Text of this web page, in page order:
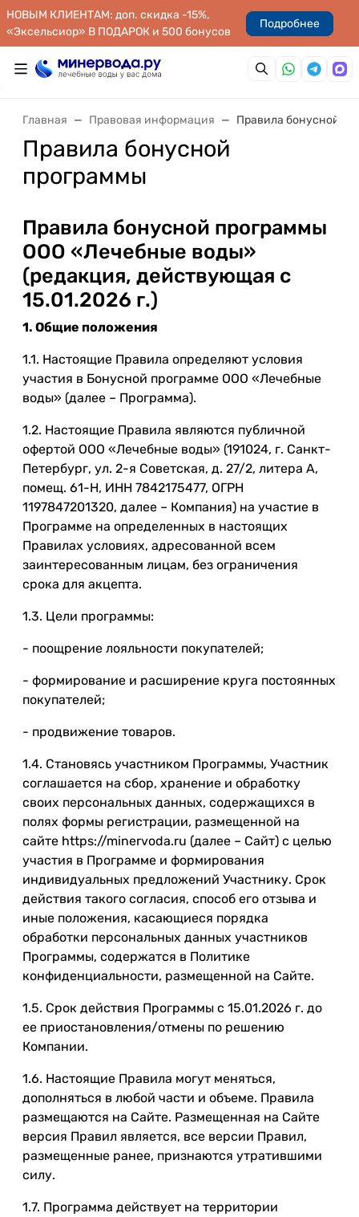
НОВЫМ КЛИЕНТАМ: доп. скидка -15%,
«Эксельсиор» В ПОДАРОК и 500 бонусов
Подробнее
Главная Правовая информация Правила бонусной
Правила бонусной
программы
Правила бонусной программы
ООО «Лечебные воды»
(редакция, действующая с
15.01.2026 г.)
1. Общие положения
1.1. Настоящие Правила определяют условия
участия в Бонусной программе ООО «Лечебные
воды» (далее – Программа).
1.2. Настоящие Правила являются публичной
офертой ООО «Лечебные воды» (191024, г. Санкт-
Петербург, ул. 2-я Советская, д. 27/2, литера А,
помещ. 61-Н, ИНН 7842175477, ОГРН
1197847201320, далее – Компания) на участие в
Программе на определенных в настоящих
Правилах условиях, адресованной всем
заинтересованным лицам, без ограничения
срока для акцепта.
1.3. Цели программы:
- поощрение лояльности покупателей;
- формирование и расширение круга постоянных
покупателей;
- продвижение товаров.
1.4. Становясь участником Программы, Участник
соглашается на сбор, хранение и обработку
своих персональных данных, содержащихся в
полях формы регистрации, размещенной на
сайте https://minervoda.ru (далее – Сайт) с целью
участия в Программе и формирования
индивидуальных предложений Участнику. Срок
действия такого согласия, способ его отзыва и
иные положения, касающиеся порядка
обработки персональных данных участников
Программы, содержатся в Политике
конфиденциальности, размещенной на Сайте.
1.5. Срок действия Программы с 15.01.2026 г. до
ее приостановления/отмены по решению
Компании.
1.6. Настоящие Правила могут меняться,
дополняться в любой части и объеме. Правила
размещаются на Сайте. Размещенная на Сайте
версия Правил является, все версии Правил,
размещенные ранее, признаются утратившими
силу.
1.7. Программа действует на территории